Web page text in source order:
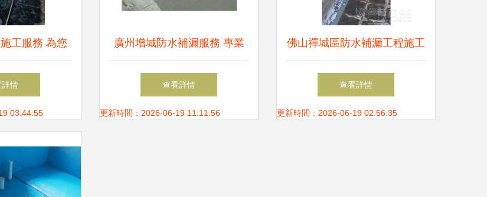
工服務 為您
堅實屏障
詳情
03:44:55
廣州增城防水補漏服務 專業
施工與信譽保障
查看詳情
更新時間：2026-06-19 11:11:56
佛山禪城區防水補漏工程施工
要點解析
查看詳情
更新時間：2026-06-19 02:56:35